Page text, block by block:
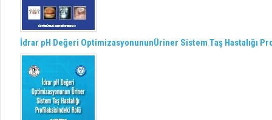
İdrar pH Değeri OptimizasyonununÜriner Sistem Taş Hastalığı